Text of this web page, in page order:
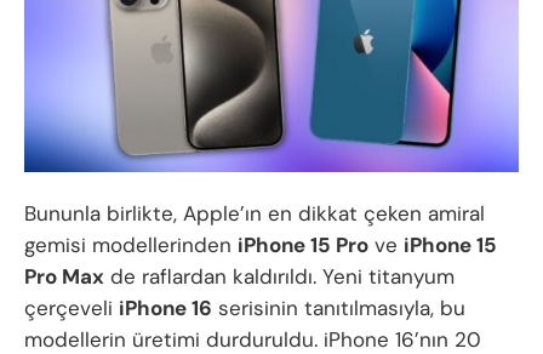
Bununla birlikte, Apple’ın en dikkat çeken amiral
gemisi modellerinden iPhone 15 Pro ve iPhone 15
Pro Max de raflardan kaldırıldı. Yeni titanyum
çerçeveli iPhone 16 serisinin tanıtılmasıyla, bu
modellerin üretimi durduruldu. iPhone 16’nın 20